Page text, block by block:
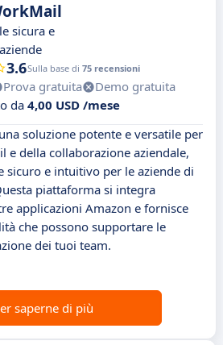
sicura e
3.6Sulla base di 75 recensioni
Prova gratuita
Demo gratuita
da 4,00 USD /mese
soluzione potente e versatile per
e della collaborazione aziendale,
sicuro e intuitivo per le aziende di
piattaforma si integra
applicazioni Amazon e fornisce
che possono supportare le
dei tuoi team.
saperne di più